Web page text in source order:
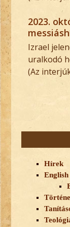
2023.
Izrael
uralkodó
(Az
Hírek
English